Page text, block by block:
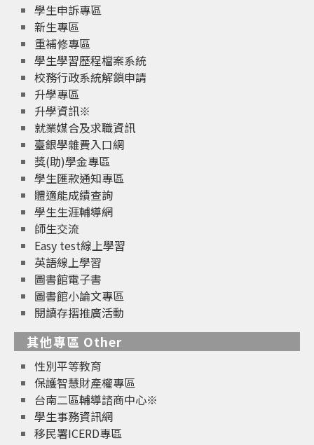
學生申訴專區
新生專區
重補修專區
學生學習歷程檔案系統
校務行政系統解鎖申請
升學專區
升學資訊※
就業媒合及求職資訊
臺銀學雜費入口網
獎(助)學金專區
學生匯款通知專區
體適能成績查詢
學生生涯輔導網
師生交流
Easy test線上學習
英語線上學習
圖書館電子書
圖書館小論文專區
閱讀存摺推廣活動
其他專區 Other
性別平等教育
保護智慧財產權專區
台南二區輔導諮商中心※
學生事務資訊網
移民署ICERD專區